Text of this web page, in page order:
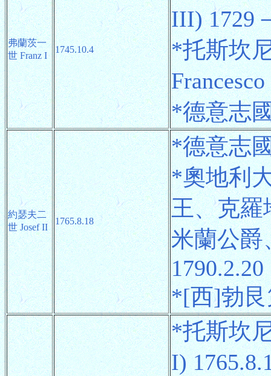
弗蘭茨一
世 Franz I
1745.10.4
III) 1729
*托斯坎
*德意志
約瑟夫二
世 Josef II
1765.8.18
*德意志
*奧地利
王、克羅
米蘭公爵
1790.2.20
*[西]勃艮
*托斯坎
I)